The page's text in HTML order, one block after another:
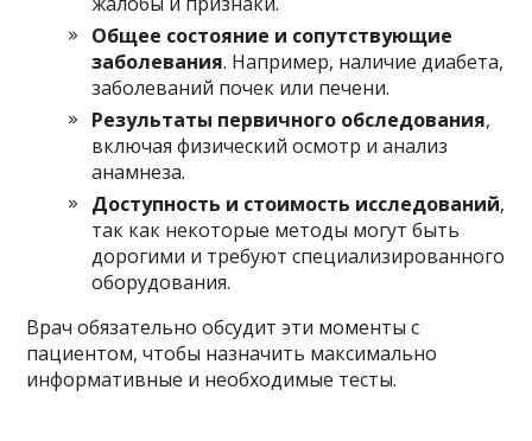
Общее состояние и сопутствующие
заболевания. Например, наличие диабета,
заболеваний почек или печени.
Результаты первичного обследования,
включая физический осмотр и анализ
анамнеза.
Доступность и стоимость исследований,
так как некоторые методы могут быть
дорогими и требуют специализированного
оборудования.
Врач обязательно обсудит эти моменты с
пациентом, чтобы назначить максимально
информативные и необходимые тесты.